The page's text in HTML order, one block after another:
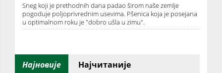
Sneg koji je prethodnih dana padao širom naše zemlje
pogoduje poljoprivrednim usevima. Pšenica koja je posejana
u optimalnom roku je "dobro ušla u zimu".
Најновије Најчитаније